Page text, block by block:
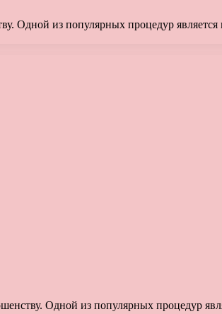
Одной из популярных процедур является
Одной из популярных процедур